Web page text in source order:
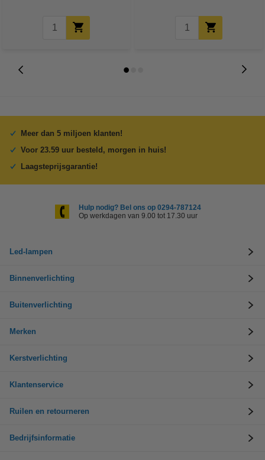
Meer dan 5 miljoen klanten!
Voor 23.59 uur besteld, morgen in huis!
Laagsteprijsgarantie!
Hulp nodig? Bel ons op 0294-787124
Op werkdagen van 9.00 tot 17.30 uur
Led-lampen
Binnenverlichting
Buitenverlichting
Merken
Kerstverlichting
Klantenservice
Ruilen en retourneren
Bedrijfsinformatie